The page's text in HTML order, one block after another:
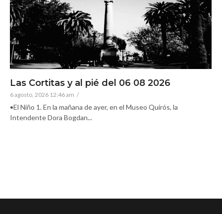
Las Cortitas y al pié del 06 08 2026
6 agosto, 2026 12:46 am /
•El Niño 1. En la mañana de ayer, en el Museo Quirós, la
Intendente Dora Bogdan...